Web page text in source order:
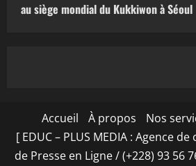
au siège mondial du Kukkiwon à Séoul
Accueil À propos Nos
[ EDUC – PLUS MEDIA : Agence
de Presse en Ligne / (+228) 93 56